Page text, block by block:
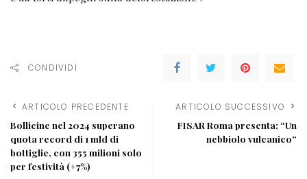
CONDIVIDI
ARTICOLO PRECEDENTE
Bollicine nel 2024 superano
quota record di 1 mld di
bottiglie, con 355 milioni solo
per festività (+7%)
ARTICOLO SUCCESSIVO
FISAR Roma presenta: “Un
nebbiolo vulcanico”